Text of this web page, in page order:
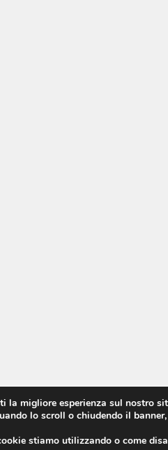
la migliore esperienza sul nostro
lo scroll o chiudendo il
stiamo utilizzando o come